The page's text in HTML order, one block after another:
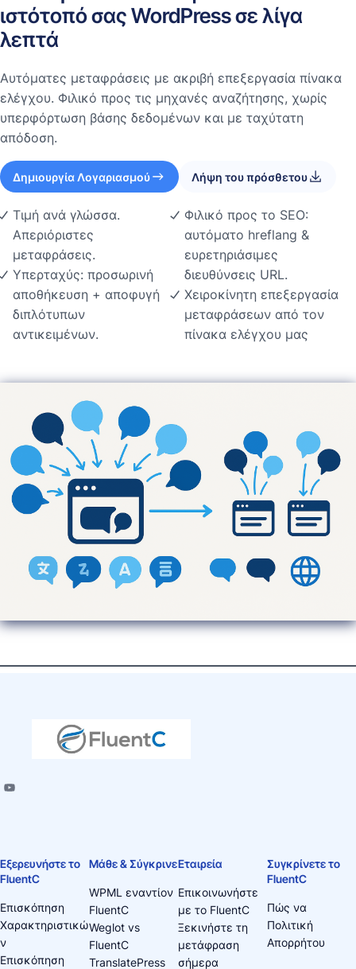
ιστότοπό σας WordPress σε λίγα
λεπτά
Αυτόματες μεταφράσεις με ακριβή επεξεργασία πίνακα
ελέγχου. Φιλικό προς τις μηχανές αναζήτησης, χωρίς
υπερφόρτωση βάσης δεδομένων και με ταχύτατη
απόδοση.
Δημιουργία Λογαριασμού Λήψη του πρόσθετου
Τιμή ανά γλώσσα.
Απεριόριστες
μεταφράσεις.
Υπερταχύς: προσωρινή
αποθήκευση + αποφυγή
διπλότυπων
αντικειμένων.
Φιλικό προς το SEO:
αυτόματο hreflang &
ευρετηριάσιμες
διευθύνσεις URL.
Χειροκίνητη επεξεργασία
μεταφράσεων από τον
πίνακα ελέγχου μας
Εξερευνήστε το
FluentC
Επισκόπηση
Χαρακτηριστικώ
ν
Επισκόπηση
Μάθε & Σύγκρινε
WPML εναντίον
FluentC
Weglot vs
FluentC
TranslatePress
Εταιρεία
Επικοινωνήστε
με το FluentC
Ξεκινήστε τη
μετάφραση
σήμερα
Συγκρίνετε το
FluentC
Πώς να
Πολιτική
Απορρήτου